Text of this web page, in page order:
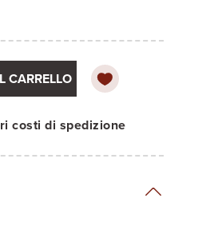
CARRELLO
costi di spedizione